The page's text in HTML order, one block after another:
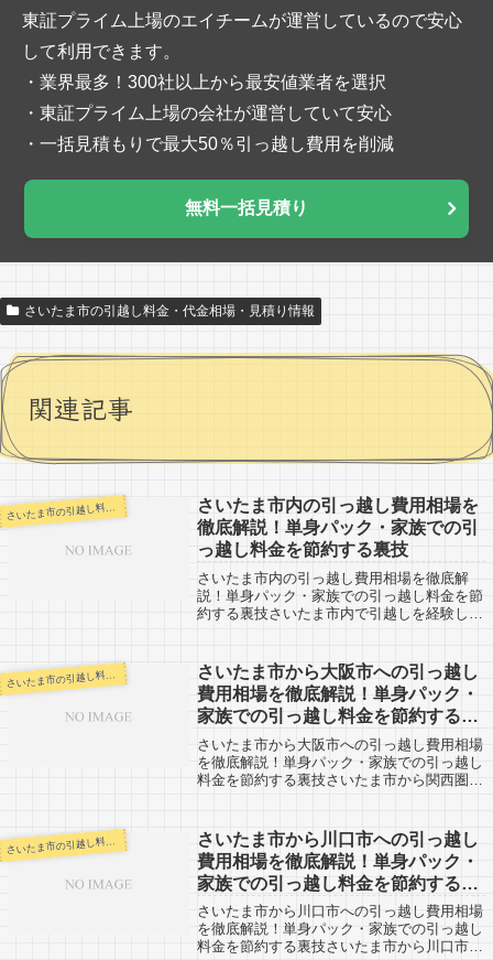
東証プライム上場のエイチームが運営しているので安心
して利用できます。
・業界最多！300社以上から最安値業者を選択
・東証プライム上場の会社が運営していて安心
・一括見積もりで最大50％引っ越し費用を削減
無料一括見積り
さいたま市の引越し料金・代金相場・見積り情報
関連記事
さいたま市の引越し料金・代金相場・見積り情報
さいたま市内の引っ越し費用相場を
徹底解説！単身パック・家族での引
っ越し料金を節約する裏技
さいたま市内の引っ越し費用相場を徹底解
説！単身パック・家族での引っ越し料金を節
約する裏技さいたま市内で引越しを経験した
社を教えて！」そういう人は右のリンク先の
ペ...
さいたま市の引越し料金・代金相場・見積り情報
さいたま市から大阪市への引っ越し
費用相場を徹底解説！単身パック・
家族での引っ越し料金を節約する裏
技
さいたま市から大阪市への引っ越し費用相場
を徹底解説！単身パック・家族での引っ越し
料金を節約する裏技さいたま市から関西圏の
る方も参考にしてみてください。さいたま
市...
さいたま市の引越し料金・代金相場・見積り情報
さいたま市から川口市への引っ越し
費用相場を徹底解説！単身パック・
家族での引っ越し料金を節約する裏
技
さいたま市から川口市への引っ越し費用相場
を徹底解説！単身パック・家族での引っ越し
料金を節約する裏技さいたま市から川口市ま